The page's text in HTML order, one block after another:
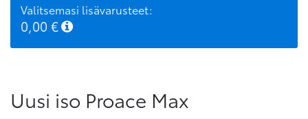
Valitsemasi lisävarusteet:
0,00 €
Uusi iso Proace Max